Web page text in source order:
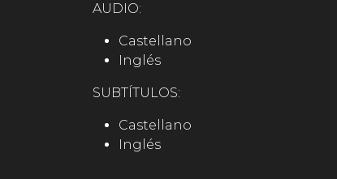
AUDIO:
Castellano
Inglés
SUBTÍTULOS:
Castellano
Inglés